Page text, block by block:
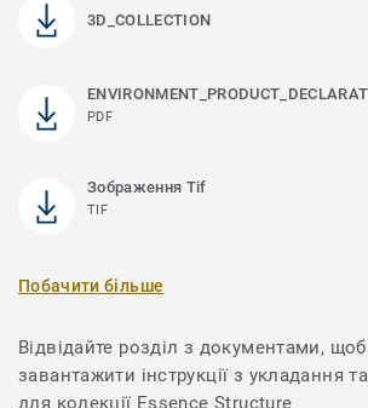
3D_COLLECTION
PDF
Зображення Tif
TIF
Побачити більше
Відвідайте розділ з документами, щоб
завантажити інструкції з укладання
для колекції Essence Structure